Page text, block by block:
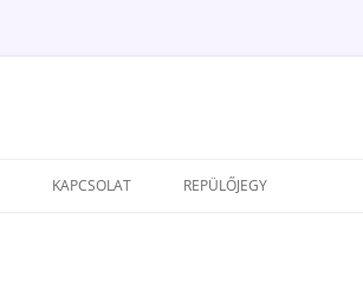
KAPCSOLAT REPÜLŐJEGY